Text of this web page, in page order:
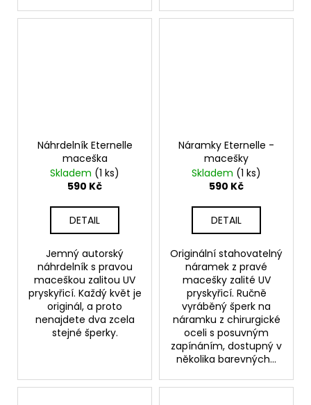
Náhrdelník Eternelle
maceška
Skladem (1 ks)
590 Kč
DETAIL
Jemný autorský
náhrdelník s pravou
maceškou zalitou UV
pryskyřicí. Každý květ je
originál, a proto
nenajdete dva zcela
stejné šperky.
Náramky Eternelle -
macešky
Skladem (1 ks)
590 Kč
DETAIL
Originální stahovatelný
náramek z pravé
macešky zalité UV
pryskyřicí. Ručně
vyráběný šperk na
náramku z chirurgické
oceli s posuvným
zapínáním, dostupný v
několika barevných...